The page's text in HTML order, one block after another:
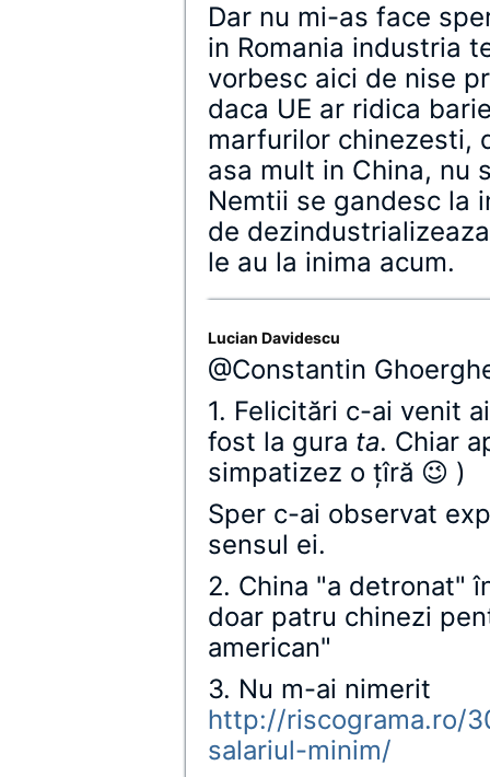
Dar nu mi-as face
in Romania industria
vorbesc aici de nise
daca UE ar ridica
marfurilor chinezesti,
asa mult in China, nu
Nemtii se gandesc la
de
le au la inima acum.
Lucian Davidescu
@Constantin
1. Felicitări c-ai venit
fost la gura ta. Chiar
simpatizez o ţîră 😉 )
Sper c-ai observat
sensul ei.
2. China "a detronat"
doar patru chinezi
american"
3. Nu m-ai nimerit
http://riscograma.ro/
salariul-minim/